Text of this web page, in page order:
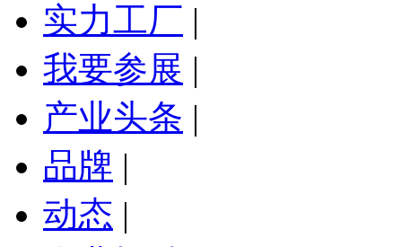
实力工厂 |
我要参展 |
产业头条 |
品牌 |
动态 |